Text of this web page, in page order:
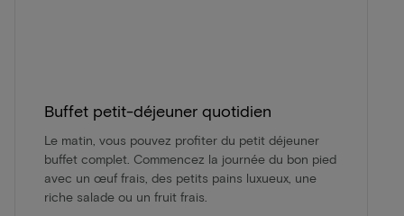
Buffet petit-déjeuner quotidien
Le matin, vous pouvez profiter du petit déjeuner
buffet complet. Commencez la journée du bon pied
avec un œuf frais, des petits pains luxueux, une
riche salade ou un fruit frais.